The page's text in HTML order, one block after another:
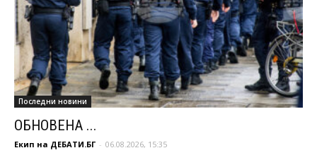
Последни новини
ОБНОВЕНА ...
Екип на ДЕБАТИ.БГ - 06.08.2026, 15:35